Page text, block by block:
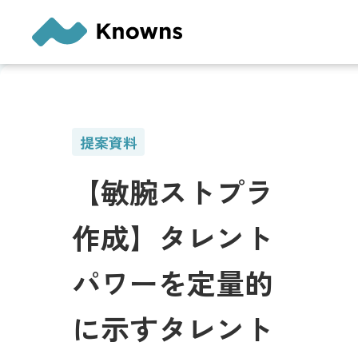
ス
提案資料
【敏腕ストプラ
作成】タレント
パワーを定量的
に示すタレント